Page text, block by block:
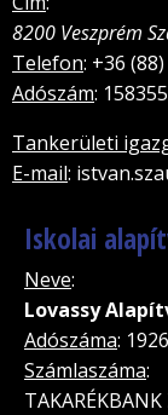
8200 Veszprém
Telefon: +36
Adószám:
Tankerületi
E-mail:
Iskolai
Neve:
Lovassy
Adószáma:
Számlaszáma: